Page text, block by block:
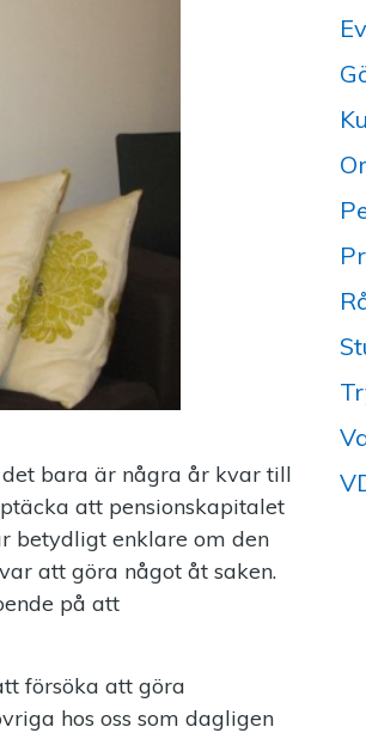
det bara är några år kvar till
att pensionskapitalet
betydligt enklare om den
att göra något åt saken.
på att
försöka att göra
hos oss som dagligen